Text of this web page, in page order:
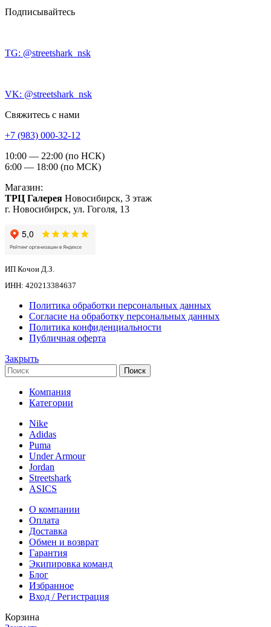
Подписывайтесь
TG: @streetshark_nsk
VK: @streetshark_nsk
Свяжитесь с нами
+7 (983) 000-32-12
10:00 — 22:00 (по НСК)
6:00 — 18:00 (по МСК)
Магазин:
ТРЦ Галерея Новосибирск, 3 этаж
г. Новосибирск, ул. Гоголя, 13
ИП Кочои Д.З.
ИНН: 420213384637
Политика обработки персональных данных
Согласие на обработку персональных данных
Политика конфиденциальности
Публичная оферта
Закрыть
Поиск
Компания
Категории
Nike
Adidas
Puma
Under Armour
Jordan
Streetshark
ASICS
О компании
Оплата
Доставка
Обмен и возврат
Гарантия
Экипировка команд
Блог
Избранное
Вход / Регистрация
Корзина